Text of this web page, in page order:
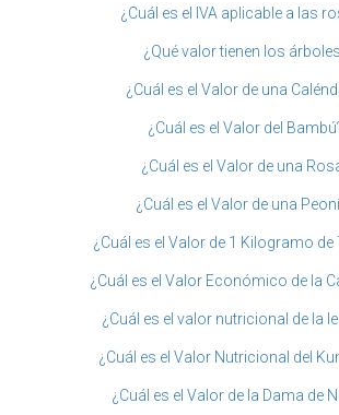
¿Cuál es el IVA aplicable a las
¿Qué valor tienen los
¿Cuál es el Valor de una
¿Cuál es el Valor del
¿Cuál es el Valor de una
¿Cuál es el Valor de una
¿Cuál es el Valor de 1 Kilogramo de
¿Cuál es el Valor Económico de la
¿Cuál es el valor nutricional de la
¿Cuál es el Valor Nutricional del
¿Cuál es el Valor de la Dama de